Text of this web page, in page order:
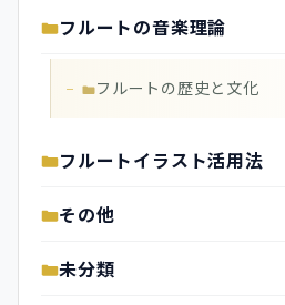
フルートの音楽理論
フルートの歴史と文化
フルートイラスト活用法
その他
未分類